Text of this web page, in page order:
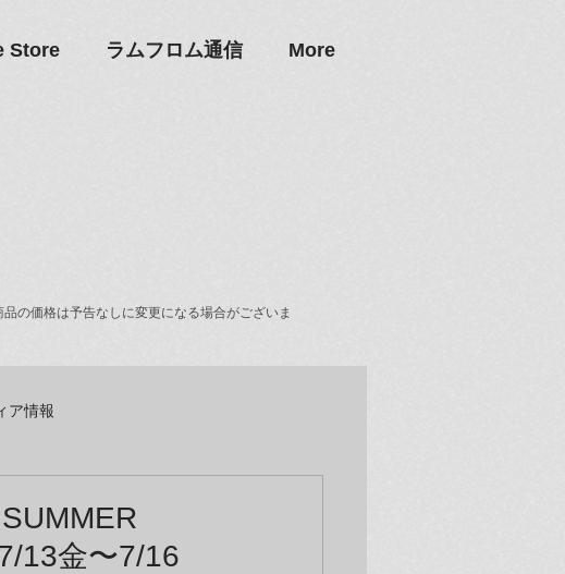
Store ラムフロム通信 More
の価格は予告なしに変更になる場合がございま
ア情報
13金〜7/16